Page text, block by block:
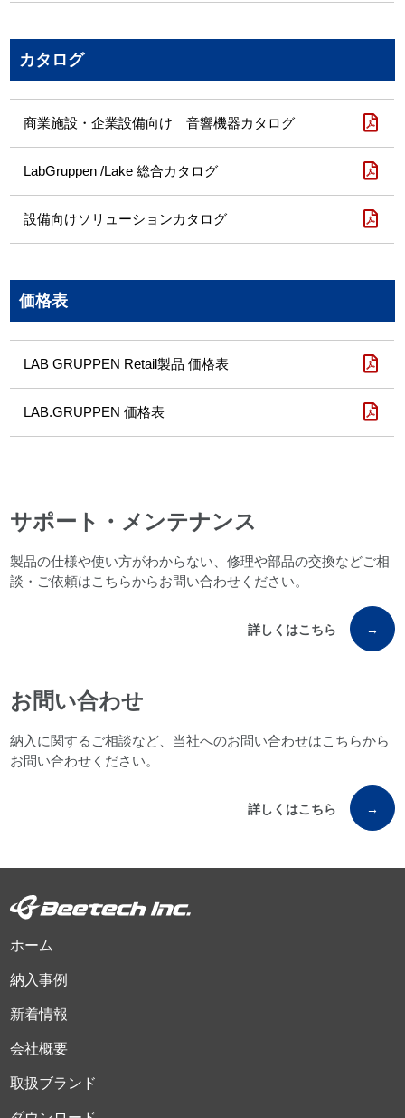
カタログ
商業施設・企業設備向け 音響機器カタログ
LabGruppen /Lake 総合カタログ
設備向けソリューションカタログ
価格表
LAB GRUPPEN Retail製品 価格表
LAB.GRUPPEN 価格表
サポート・メンテナンス
製品の仕様や使い方がわからない、修理や部品の交換などご相
談・ご依頼はこちらからお問い合わせください。
詳しくはこちら →
お問い合わせ
納入に関するご相談など、当社へのお問い合わせはこちらから
お問い合わせください。
詳しくはこちら →
ホーム
納入事例
新着情報
会社概要
取扱ブランド